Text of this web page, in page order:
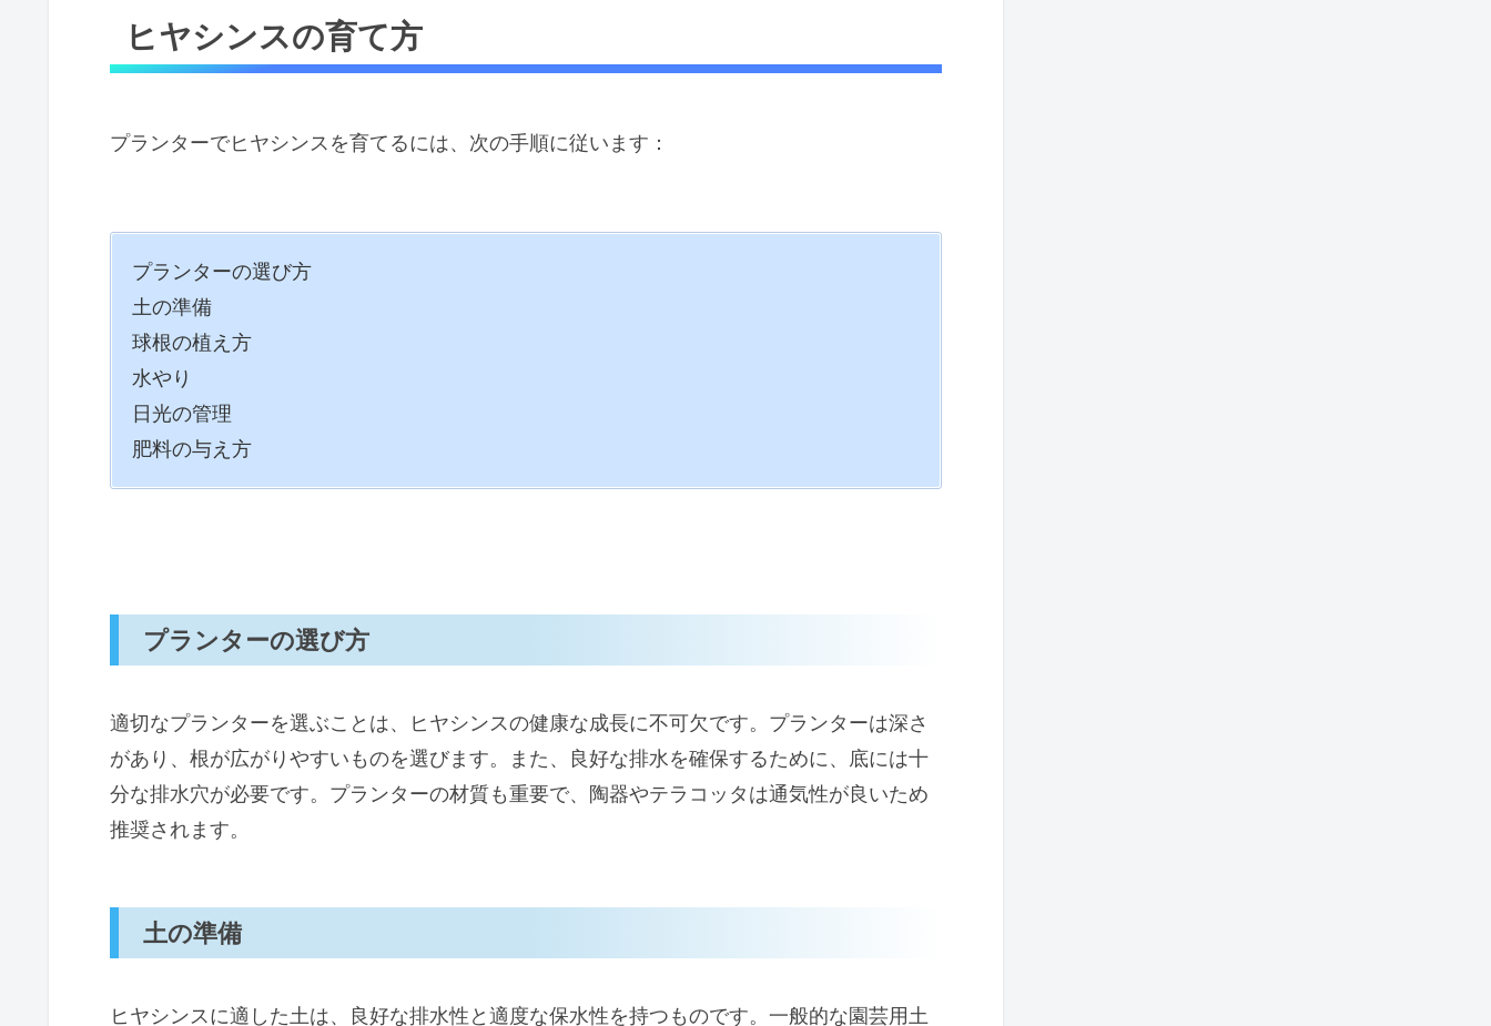
ヒヤシンスの育て方
プランターでヒヤシンスを育てるには、次の手順に従います：
プランターの選び方
土の準備
球根の植え方
水やり
日光の管理
肥料の与え方
プランターの選び方
適切なプランターを選ぶことは、ヒヤシンスの健康な成長に不可欠です。プランターは深さ
があり、根が広がりやすいものを選びます。また、良好な排水を確保するために、底には十
分な排水穴が必要です。プランターの材質も重要で、陶器やテラコッタは通気性が良いため
推奨されます。
土の準備
ヒヤシンスに適した土は、良好な排水性と適度な保水性を持つものです。一般的な園芸用土